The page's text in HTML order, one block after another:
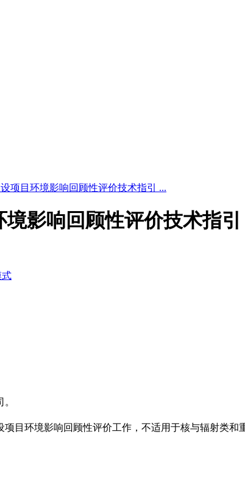
设项目环境影响回顾性评价技术指引 ...
影响回顾性评价技术指引
式
目环境影响回顾性评价工作，不适用于核与辐射类和